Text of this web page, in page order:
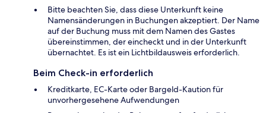
Bitte beachten Sie, dass diese Unterkunft keine
Namensänderungen in Buchungen akzeptiert. Der Name
auf der Buchung muss mit dem Namen des Gastes
übereinstimmen, der eincheckt und in der Unterkunft
übernachtet. Es ist ein Lichtbildausweis erforderlich.
Beim Check-in erforderlich
Kreditkarte, EC-Karte oder Bargeld-Kaution für
unvorhergesehene Aufwendungen